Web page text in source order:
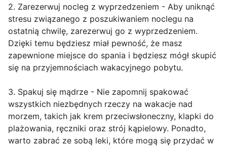
2. Zarezerwuj nocleg z wyprzedzeniem - Aby uniknąć
stresu związanego z poszukiwaniem noclegu na
ostatnią chwilę, zarezerwuj go z wyprzedzeniem.
Dzięki temu będziesz miał pewność, że masz
zapewnione miejsce do spania i będziesz mógł skupić
się na przyjemnościach wakacyjnego pobytu.
3. Spakuj się mądrze - Nie zapomnij spakować
wszystkich niezbędnych rzeczy na wakacje nad
morzem, takich jak krem przeciwsłoneczny, klapki do
plażowania, ręczniki oraz strój kąpielowy. Ponadto,
warto zabrać ze sobą leki, które mogą się przydać w